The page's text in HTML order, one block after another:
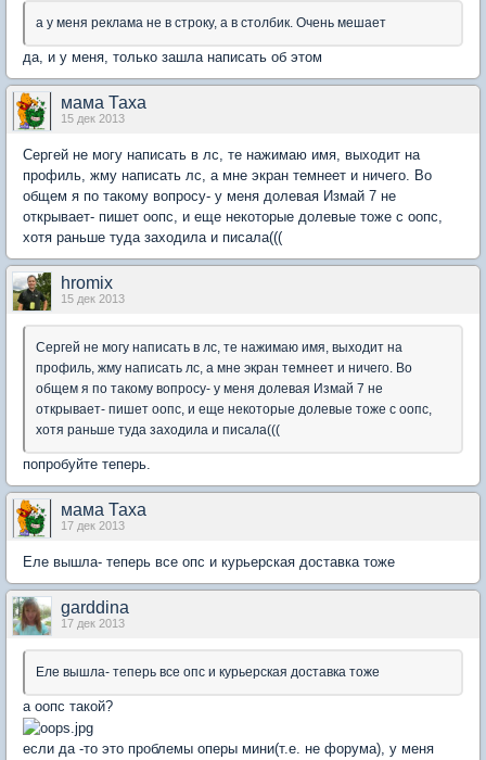
а у меня реклама не в строку, а в столбик. Очень мешает
да, и у меня, только зашла написать об этом
мама Таха
15 дек 2013
Сергей не могу написать в лс, те нажимаю имя, выходит на
профиль, жму написать лс, а мне экран темнеет и ничего. Во
общем я по такому вопросу- у меня долевая Измай 7 не
открывает- пишет оопс, и еще некоторые долевые тоже с оопс,
хотя раньше туда заходила и писала(((
hromix
15 дек 2013
Сергей не могу написать в лс, те нажимаю имя, выходит на
профиль, жму написать лс, а мне экран темнеет и ничего. Во
общем я по такому вопросу- у меня долевая Измай 7 не
открывает- пишет оопс, и еще некоторые долевые тоже с оопс,
хотя раньше туда заходила и писала(((
попробуйте теперь.
мама Таха
17 дек 2013
Еле вышла- теперь все опс и курьерская доставка тоже
garddina
17 дек 2013
Еле вышла- теперь все опс и курьерская доставка тоже
а оопс такой?
если да -то это проблемы оперы мини(т.е. не форума), у меня